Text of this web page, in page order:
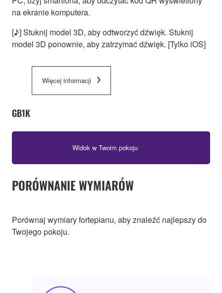
na ekranie komputera.
[♪] Stuknij model 3D, aby odtworzyć dźwięk. Stuknij
model 3D ponownie, aby zatrzymać dźwięk. [Tylko iOS]
Więcej informacji
GB1K
Widok w Twoim pokoju
PORÓWNANIE WYMIARÓW
Porównaj wymiary fortepianu, aby znaleźć najlepszy do
Twojego pokoju.